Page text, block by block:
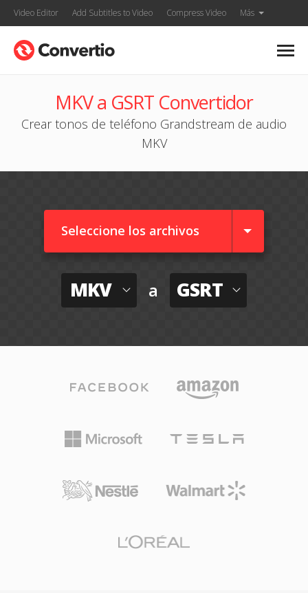
Video Editor Add Subtitles to Video Compress Video Más
MKV a GSRT Convertidor
Crear tonos de teléfono Grandstream de audio
MKV
Seleccione los archivos
MKV a GSRT